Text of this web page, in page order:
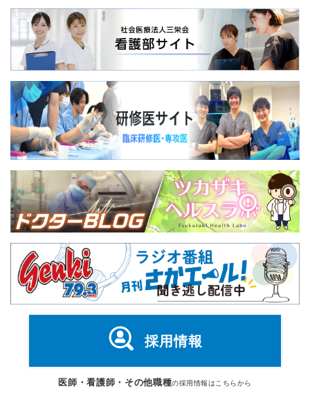
採用情報
医師・看護師・その他職種の採用情報はこちらから